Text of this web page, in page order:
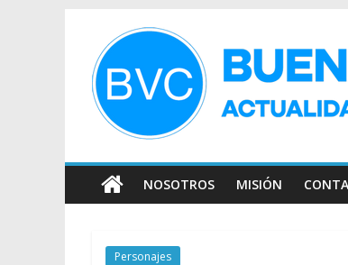
NOSOTROS MISIÓN
Personajes